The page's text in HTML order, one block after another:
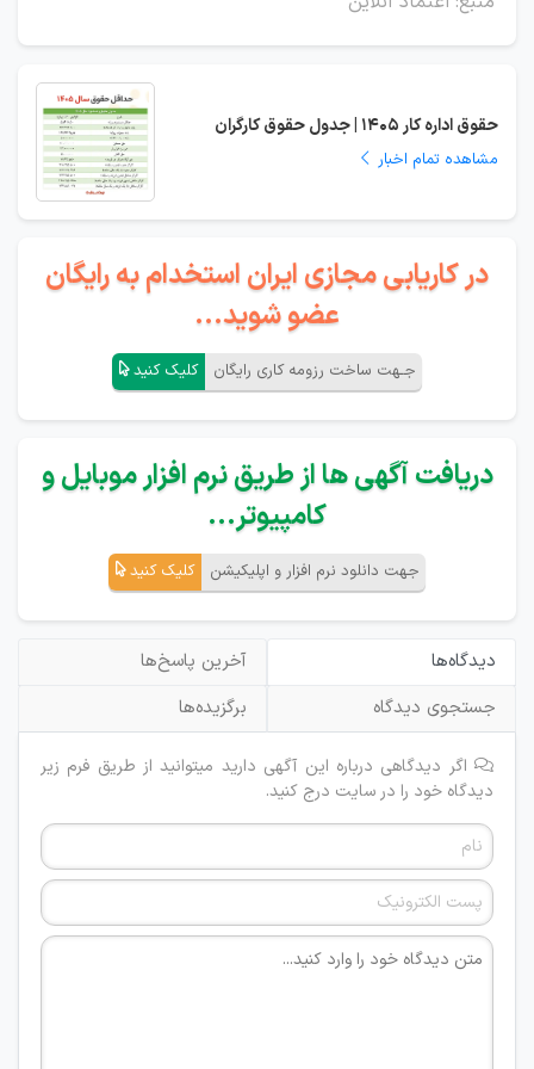
حقوق اداره کار 1405 | جدول حقوق کارگران
مشاهده تمام اخبار
در کاریابی مجازی ایران استخدام به رایگان
عضو شوید...
جـهت ساخت رزومه کاری رایگان کلیک کنید
دریافت آگهی ها از طریق نرم افزار موبایل و
کامپیوتر...
جهت دانلود نرم افزار و اپلیکیشن کلیک کنید
دیدگاه‌ها
آخرین پاسخ‌ها
جستجوی دیدگاه
برگزیده‌ها
اگر دیدگاهی درباره این آگهی دارید میتوانید از طریق فرم زیر
دیدگاه خود را در سایت درج کنید.